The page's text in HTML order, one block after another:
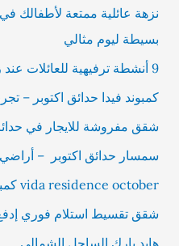
بسيطة ليوم مثالي
9 أنشطة ترفيهية للعائلات عند زيارة حدائق 6 اكتوبر خلال العيد
كمبوند فيدا حدائق اكتوبر –
شقق مفروشة للايجار في
سمسار حدائق اكتوبر – أراضي
vida residence october كمبوند فيدا ريزيدنس حدائق اكتوبر
شقق تقسيط استلام فوري إدفع 20% وإستلم